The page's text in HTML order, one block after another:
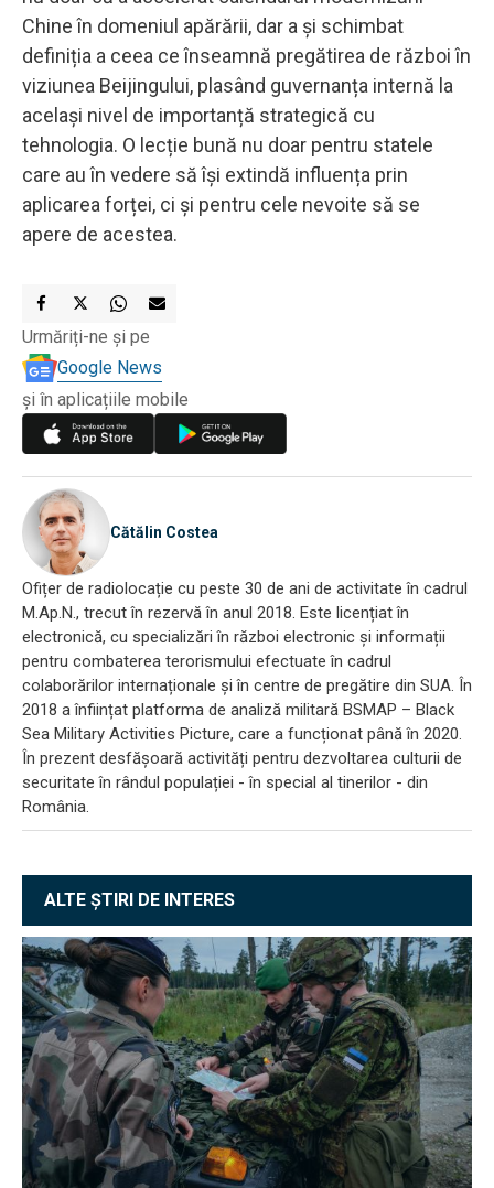
Chine în domeniul apărării, dar a și schimbat
definiția a ceea ce înseamnă pregătirea de război în
viziunea Beijingului, plasând guvernanța internă la
același nivel de importanță strategică cu
tehnologia. O lecție bună nu doar pentru statele
care au în vedere să își extindă influența prin
aplicarea forței, ci și pentru cele nevoite să se
apere de acestea.
Urmăriți-ne și pe
Google News
și în aplicațiile mobile
Cătălin Costea
Ofițer de radiolocație cu peste 30 de ani de activitate în cadrul
M.Ap.N., trecut în rezervă în anul 2018. Este licențiat în
electronică, cu specializări în război electronic și informații
pentru combaterea terorismului efectuate în cadrul
colaborărilor internaționale și în centre de pregătire din SUA. În
2018 a înființat platforma de analiză militară BSMAP – Black
Sea Military Activities Picture, care a funcționat până în 2020.
În prezent desfășoară activități pentru dezvoltarea culturii de
securitate în rândul populației - în special al tinerilor - din
România.
ALTE ȘTIRI DE INTERES